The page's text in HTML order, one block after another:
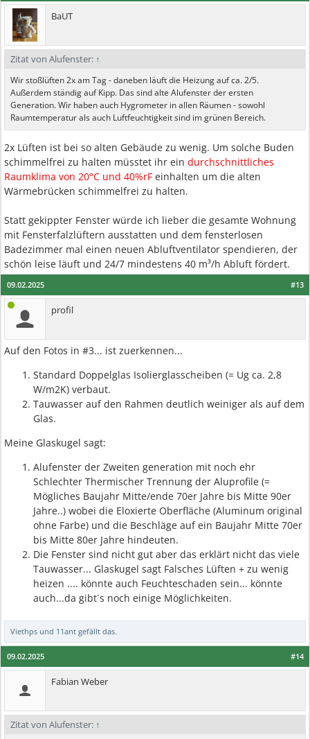
BaUT
Zitat von Alufenster: ↑
Wir stoßlüften 2x am Tag - daneben läuft die Heizung auf ca. 2/5.
Außerdem ständig auf Kipp. Das sind alte Alufenster der ersten
Generation. Wir haben auch Hygrometer in allen Räumen - sowohl
Raumtemperatur als auch Luftfeuchtigkeit sind im grünen Bereich.
2x Lüften ist bei so alten Gebäude zu wenig. Um solche Buden
schimmelfrei zu halten müsstet ihr ein durchschnittliches
Raumklima von 20°C und 40%rF einhalten um die alten
Wärmebrücken schimmelfrei zu halten.
Statt gekippter Fenster würde ich lieber die gesamte Wohnung
mit Fensterfalzlüftern ausstatten und dem fensterlosen
Badezimmer mal einen neuen Abluftventilator spendieren, der
schön leise läuft und 24/7 mindestens 40 m³/h Abluft fördert.
#13
09.02.2025
profil
Auf den Fotos in #3... ist zuerkennen...
Standard Doppelglas Isolierglasscheiben (= Ug ca. 2,8
W/m2K) verbaut.
Tauwasser auf den Rahmen deutlich weiniger als auf dem
Glas.
Meine Glaskugel sagt:
Alufenster der Zweiten generation mit noch ehr
Schlechter Thermischer Trennung der Aluprofile (=
Mögliches Baujahr Mitte/ende 70er Jahre bis Mitte 90er
Jahre..) wobei die Eloxierte Oberfläche (Aluminum original
ohne Farbe) und die Beschläge auf ein Baujahr Mitte 70er
bis Mitte 80er Jahre hindeuten.
Die Fenster sind nicht gut aber das erklärt nicht das viele
Tauwasser... Glaskugel sagt Falsches Lüften + zu wenig
heizen .... könnte auch Feuchteschaden sein... könnte
auch...da gibt´s noch einige Möglichkeiten.
Viethps und 11ant gefällt das.
#14
09.02.2025
Fabian Weber
Zitat von Alufenster: ↑